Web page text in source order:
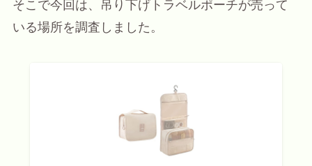
そこで今回は、吊り下げトラベルポーチが売って
いる場所を調査しました。